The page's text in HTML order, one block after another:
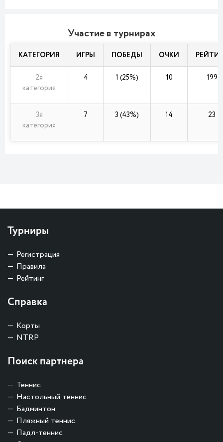
Участие в турнирах
КАТЕГОРИЯ ИГРЫ ПОБЕДЫ ОЧКИ
2я
категория
4 1 (25%) 10 199
3я
категория
7 3 (43%) 14 23
Турниры
Регистрация
Правила
Рейтинг
Справка
Корты
NTRP
Поиск партнера
Теннис
Настольный теннис
Бадминтон
Пляжный теннис
Падл-теннис